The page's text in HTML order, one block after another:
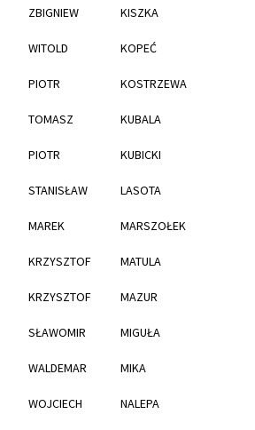
ZBIGNIEW KISZKA
WITOLD KOPEĆ
PIOTR KOSTRZEWA
TOMASZ KUBALA
PIOTR KUBICKI
STANISŁAW LASOTA
MAREK MARSZOŁEK
KRZYSZTOF MATULA
KRZYSZTOF MAZUR
SŁAWOMIR MIGUŁA
WALDEMAR MIKA
WOJCIECH NALEPA